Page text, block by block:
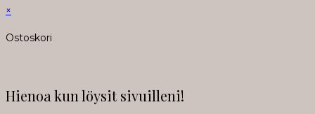
×
Ostoskori
Hienoa kun löysit sivuilleni!